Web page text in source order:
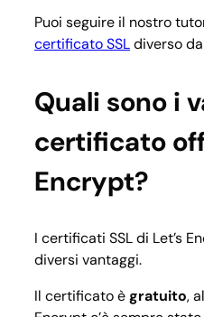
Puoi seguire il nostro
certificato SSLdiverso
Quali sono i
certificato
Encrypt?
I certificati SSL di Let’s
diversi vantaggi.
Il certificato ègratuito,